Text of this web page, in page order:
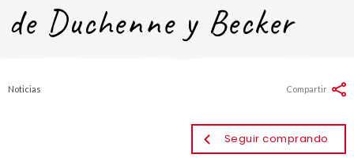
de Duchenne y Becker
Noticias
Seguir comprando
Compartir